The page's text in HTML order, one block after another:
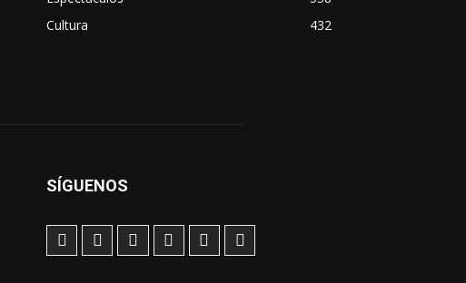
Cultura
432
SÍGUENOS